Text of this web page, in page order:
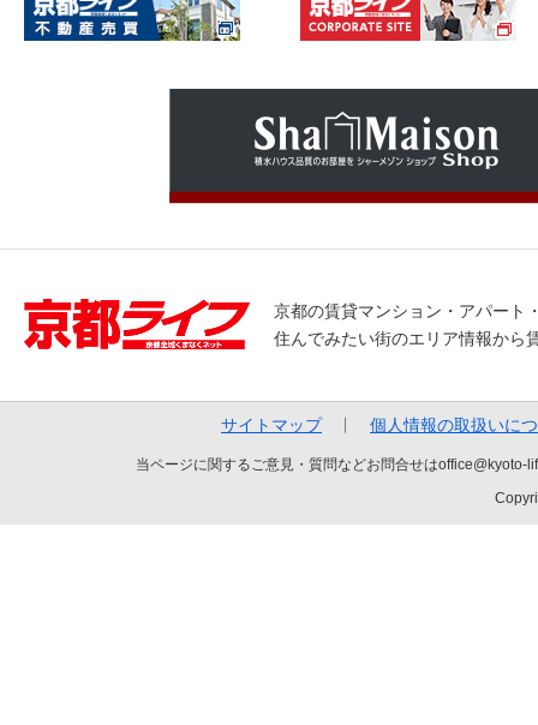
京都の賃貸マンション・アパート
住んでみたい街のエリア情報から
サイトマップ 個人情報の取扱いに
当ページに関するご意見・質問などお問合せは